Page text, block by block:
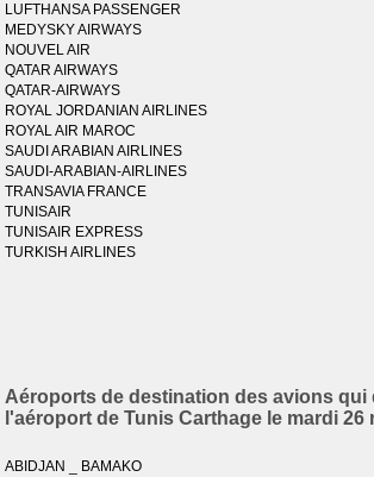
LUFTHANSA PASSENGER
MEDYSKY AIRWAYS
NOUVEL AIR
QATAR AIRWAYS
QATAR-AIRWAYS
ROYAL JORDANIAN AIRLINES
ROYAL AIR MAROC
SAUDI ARABIAN AIRLINES
SAUDI-ARABIAN-AIRLINES
TRANSAVIA FRANCE
TUNISAIR
TUNISAIR EXPRESS
TURKISH AIRLINES
Aéroports de destination des avions qui
l'aéroport de Tunis Carthage le mardi 26
ABIDJAN _ BAMAKO